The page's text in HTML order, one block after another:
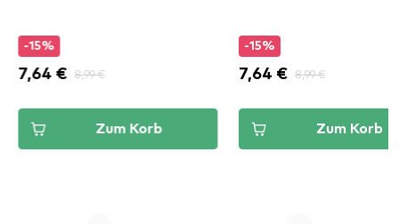
-15%
7,64 € 8,99 €
Zum Korb
-15%
7,64 € 8,99 €
Zum Korb